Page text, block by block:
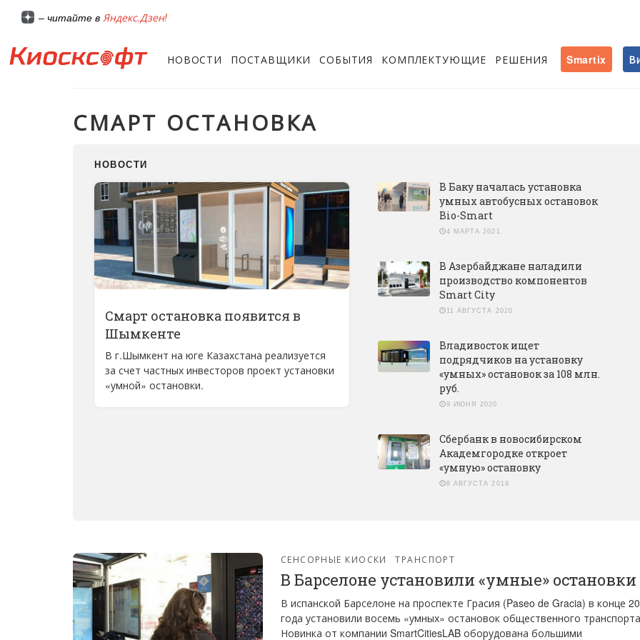
– читайте в Яндекс.Дзен!
НОВОСТИ ПОСТАВЩИКИ СОБЫТИЯ КОМПЛЕКТУЮЩИЕ РЕШЕНИЯ Smartix
СМАРТ ОСТАНОВКА
НОВОСТИ
Смарт остановка появится в
Шымкенте
В г.Шымкент на юге Казахстана реализуется
за счет частных инвесторов проект установки
«умной» остановки.
В Баку началась установка
умных автобусных остановок
Bio-Smart
4 МАРТА 2021
В Азербайджане наладили
производство компонентов
Smart City
11 АВГУСТА 2020
Владивосток ищет
подрядчиков на установку
«умных» остановок за 108 млн.
руб.
9 ИЮНЯ 2020
Сбербанк в новосибирском
Академгородке откроет
«умную» остановку
8 АВГУСТА 2019
СЕНСОРНЫЕ КИОСКИ ТРАНСПОРТ
В Барселоне установили «умные» остановки
В испанской Барселоне на проспекте Грасия (Paseo de Gracia) в конце
года установили восемь «умных» остановок общественного
Новинка от компании SmartCitiesLAB оборудована большими